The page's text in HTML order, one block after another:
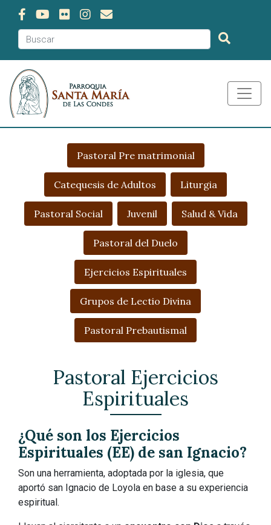
Pastoral Pre matrimonial
Catequesis de Adultos Liturgia
Pastoral Social Juvenil Salud & Vida
Pastoral del Duelo
Ejercicios Espirituales
Grupos de Lectio Divina
Pastoral Prebautismal
Pastoral Ejercicios
Espirituales
¿Qué son los Ejercicios
Espirituales (EE) de san Ignacio?
Son una herramienta, adoptada por la iglesia, que
aportó san Ignacio de Loyola en base a su experiencia
espiritual.